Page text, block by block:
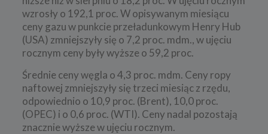
wzrosły o 192,1 proc. W opisywanym miesiącu
ceny gazu w punkcie przeładunkowym Henry Hub
(USA) zmniejszyły się o 7,2 proc. mdm., w ujęciu
rocznym ceny były wyższe o 59,2 proc.
Średnie ceny węgla o 4,3 proc. mdm. Ceny ropy
naftowej zmniejszyły się trzeci miesiąc z rzędu,
odpowiednio o 10,9 proc. (Brent), 10,0 proc.
(OPEC) i o 0,6 proc. (WTI). Ceny nadal pozostają
znacznie wyższe w ujęciu rocznym.